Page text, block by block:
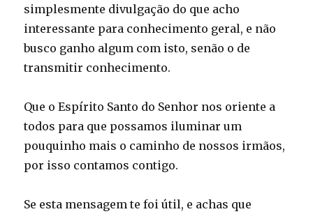
simplesmente divulgação do que acho
interessante para conhecimento geral, e não
busco ganho algum com isto, senão o de
transmitir conhecimento.
Que o Espírito Santo do Senhor nos oriente a
todos para que possamos iluminar um
pouquinho mais o caminho de nossos irmãos,
por isso contamos contigo.
Se esta mensagem te foi útil, e achas que